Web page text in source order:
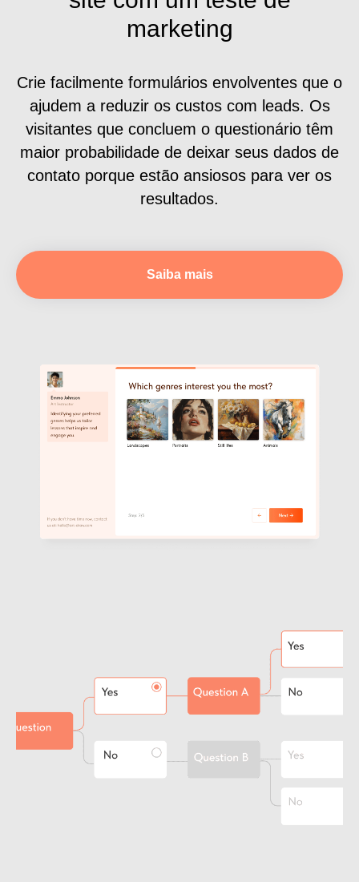
marketing
Crie facilmente formulários envolventes que o
ajudem a reduzir os custos com leads. Os
visitantes que concluem o questionário têm
maior probabilidade de deixar seus dados de
contato porque estão ansiosos para ver os
resultados.
Saiba mais